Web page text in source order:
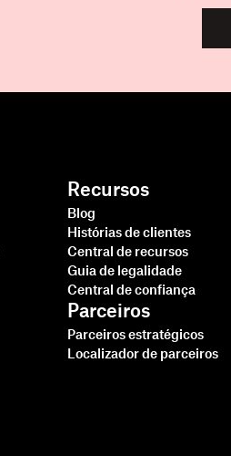
Recursos
Blog
Histórias de clientes
Central de recursos
Guia de legalidade
Central de confiança
Parceiros
Parceiros estratégicos
Localizador de parceiros